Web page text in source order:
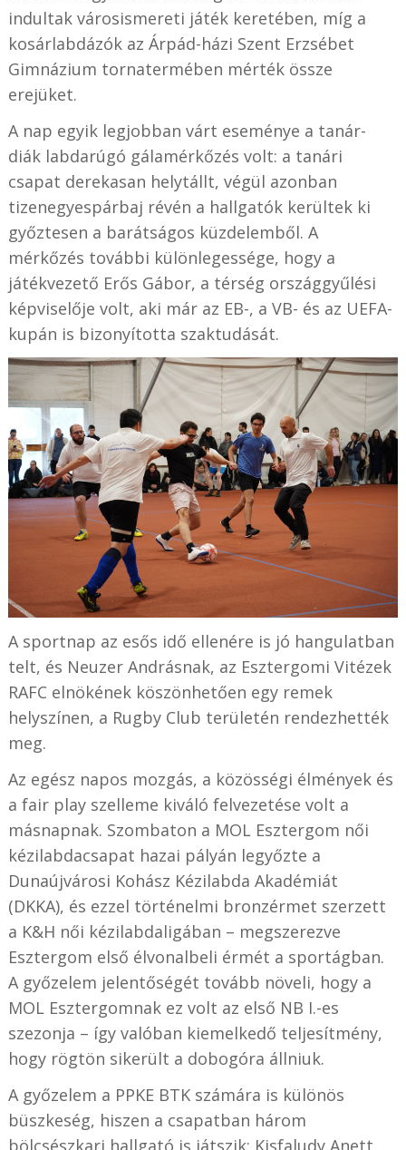
indultak városismereti játék keretében, míg a
kosárlabdázók az Árpád-házi Szent Erzsébet
Gimnázium tornatermében mérték össze
erejüket.
A nap egyik legjobban várt eseménye a tanár-
diák labdarúgó gálamérkőzés volt: a tanári
csapat derekasan helytállt, végül azonban
tizenegyespárbaj révén a hallgatók kerültek ki
győztesen a barátságos küzdelemből. A
mérkőzés további különlegessége, hogy a
játékvezető Erős Gábor, a térség országgyűlési
képviselője volt, aki már az EB-, a VB- és az UEFA-
kupán is bizonyította szaktudását.
A sportnap az esős idő ellenére is jó hangulatban
telt, és Neuzer Andrásnak, az Esztergomi Vitézek
RAFC elnökének köszönhetően egy remek
helyszínen, a Rugby Club területén rendezhették
meg.
Az egész napos mozgás, a közösségi élmények és
a fair play szelleme kiváló felvezetése volt a
másnapnak. Szombaton a MOL Esztergom női
kézilabdacsapat hazai pályán legyőzte a
Dunaújvárosi Kohász Kézilabda Akadémiát
(DKKA), és ezzel történelmi bronzérmet szerzett
a K&H női kézilabdaligában – megszerezve
Esztergom első élvonalbeli érmét a sportágban.
A győzelem jelentőségét tovább növeli, hogy a
MOL Esztergomnak ez volt az első NB I.-es
szezonja – így valóban kiemelkedő teljesítmény,
hogy rögtön sikerült a dobogóra állniuk.
A győzelem a PPKE BTK számára is különös
büszkeség, hiszen a csapatban három
bölcsészkari hallgató is játszik: Kisfaludy Anett